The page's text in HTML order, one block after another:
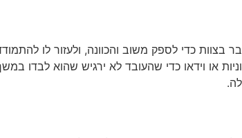
כדי לספק משוב והכוונה, ולעזור לו
או וידאו כדי שהעובד לא ירגיש שהוא לבדו